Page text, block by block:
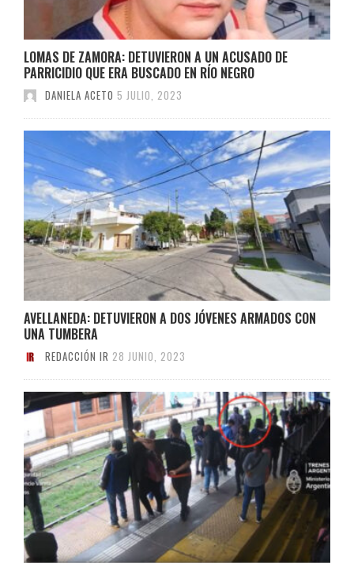
LOMAS DE ZAMORA: DETUVIERON A UN ACUSADO DE
PARRICIDIO QUE ERA BUSCADO EN RÍO NEGRO
DANIELA ACETO 5 JULIO, 2023
AVELLANEDA: DETUVIERON A DOS JÓVENES ARMADOS CON
UNA TUMBERA
REDACCIÓN IR 28 JUNIO, 2023